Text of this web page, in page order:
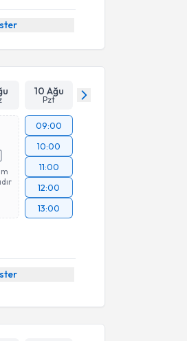
10 Ağu
Pzt
09:00
10:00
11:00
12:00
13:00